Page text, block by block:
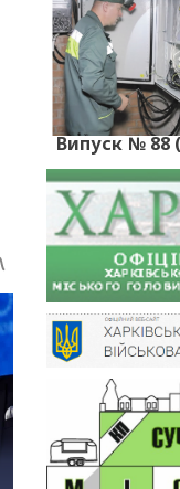
Випуск № 88